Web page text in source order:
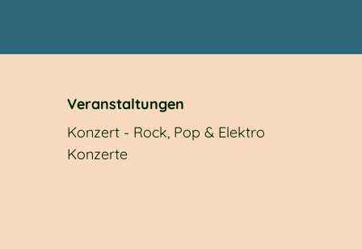
Veranstaltungen
Konzert - Rock, Pop & Elektro
Konzerte